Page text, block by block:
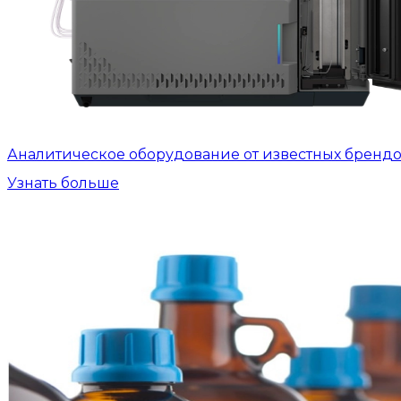
Аналитическое оборудование от известных
Узнать больше